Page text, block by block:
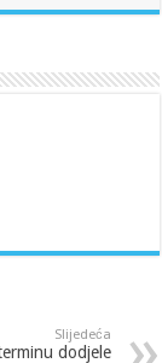
Slijedeća
dodjele